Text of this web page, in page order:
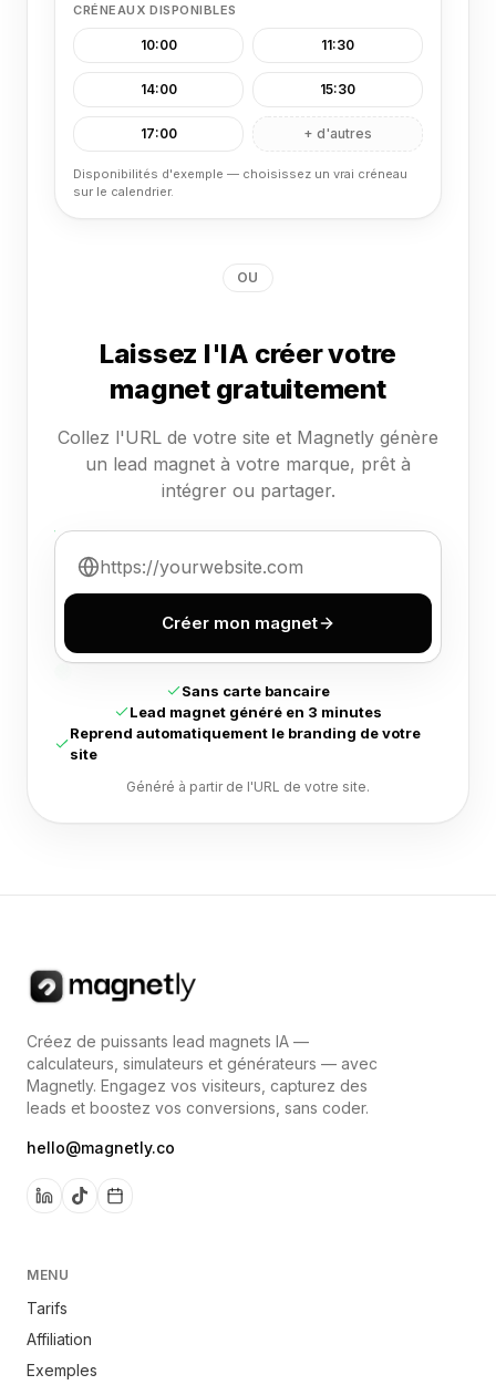
CRÉNEAUX DISPONIBLES
10:00 11:30
14:00 15:30
17:00 + d'autres
Disponibilités d'exemple — choisissez un vrai créneau
sur le calendrier.
OU
Laissez l'IA créer votre
magnet gratuitement
Collez l'URL de votre site et Magnetly génère
un lead magnet à votre marque, prêt à
intégrer ou partager.
Créer mon magnet
Sans carte bancaire
Lead magnet généré en 3 minutes
Reprend automatiquement le branding de votre
site
Généré à partir de l'URL de votre site.
Créez de puissants lead magnets IA —
calculateurs, simulateurs et générateurs — avec
Magnetly. Engagez vos visiteurs, capturez des
leads et boostez vos conversions, sans coder.
hello@magnetly.co
MENU
Tarifs
Affiliation
Exemples